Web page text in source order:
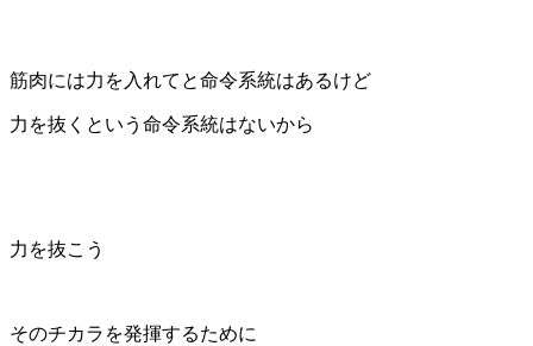
筋肉には力を入れてと命令系統はあるけど
力を抜くという命令系統はないから
力を抜こう
そのチカラを発揮するために